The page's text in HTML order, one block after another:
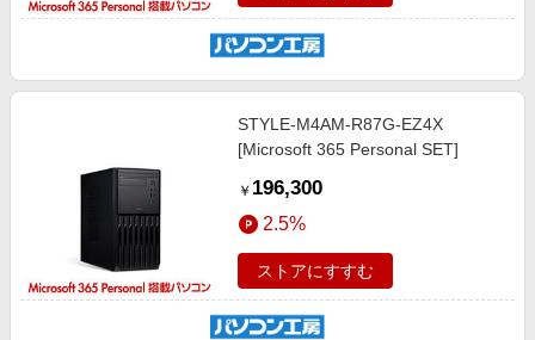
STYLE-M4AM-R87G-EZ4X
[Microsoft 365 Personal SET]
￥ 196,300
2.5%
ストアにすすむ